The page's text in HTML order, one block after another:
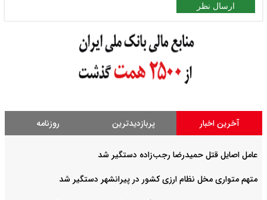
ارسال نظر
آخرین اخبار پربازدیدترین روزنامه
عامل اصایل قتل حمیدرضا رجب‌‌زاده دستگیر شد
متهم متواری مخل نظام ارزی کشور در پیرانشهر دستگیر شد